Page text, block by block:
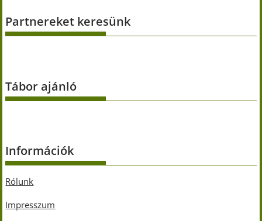
Partnereket keresünk
Tábor ajánló
Információk
Rólunk
Impresszum